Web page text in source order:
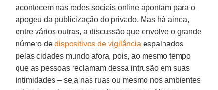
acontecem nas redes sociais online apontam para o
apogeu da publicização do privado. Mas há ainda,
entre vários outras, a discussão que envolve o grande
número dedispositivos de vigilância espalhados
pelas cidades mundo afora, pois, ao mesmo tempo
que as pessoas reclamam dessa intrusão em suas
intimidades – seja nas ruas ou mesmo nos ambientes